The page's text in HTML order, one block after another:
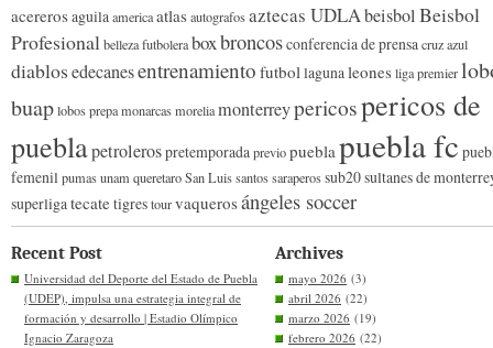
acererosaguilaamericaatlasautografosaztecas UDLAbeisbolBeisbol
Profesionalbelleza futboleraboxbroncosconferencia de prensacruz azul
diablosedecanesentrenamiento futbollagunaleonesliga premier
buaplobos prepamonarcas moreliamonterreypericospericos de
pueblapetrolerospretemporadapreviopueblapuebla fc
femenilpumas unam queretaroSan Luissantossaraperossub20sultanes de
superligatecatetigrestourvaquerosángeles soccer
Recent Post
Universidad del Deporte del Estado de Puebla
(UDEP), impulsa una estrategia integral de
formación y desarrollo | Estadio Olímpico
Ignacio Zaragoza
Archives
mayo 2026 (3)
abril 2026 (22)
marzo 2026 (19)
febrero 2026 (22)